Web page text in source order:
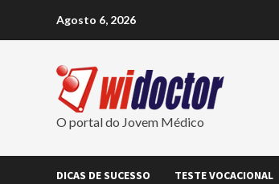
Agosto 6, 2026
O portal do Jovem Médico
DICAS DE SUCESSO TESTE VOCACIONAL